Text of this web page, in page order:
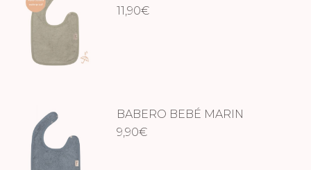
WATERPROOF – WHISPER
11,90€
BABERO BEBÉ MARIN
9,90€